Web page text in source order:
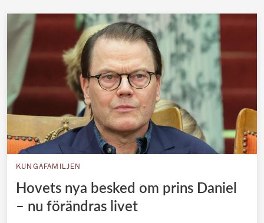
KUNGAFAMILJEN
Hovets nya besked om prins Daniel
– nu förändras livet